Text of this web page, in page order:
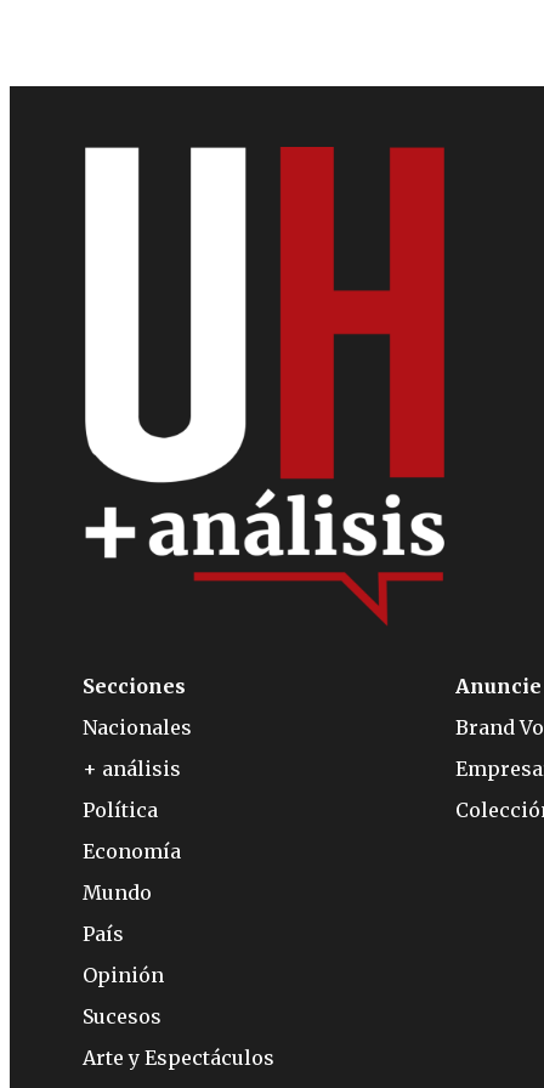
Secciones
Nacionales
+ análisis
Política
Economía
Mundo
País
Opinión
Sucesos
Arte y Espectáculos
Brand